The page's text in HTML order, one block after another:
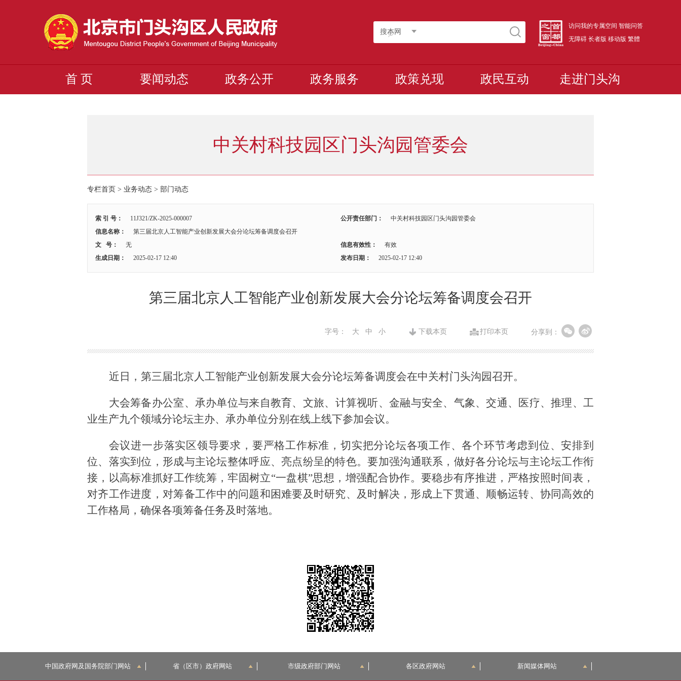
搜本网
访问我的专属空间 智能问答
无障碍 长者版 移动版 繁體
首 页 要闻动态 政务公开 政务服务 政策兑现 政民互动 走进门头沟
中关村科技园区门头沟园管委会
专栏首页 > 业务动态 > 部门动态
索 引 号： 11J321/ZK-2025-000007 公开责任部门：
中关村科技园区门头沟园管委会
信息名称：
第三届北京人工智能产业创新发展大会分论坛筹备调度会召开
文 号：
无 信息有效性：
有效
生成日期：
2025-02-17 12:40 发布日期： 2025-02-17 12:40
第三届北京人工智能产业创新发展大会分论坛筹备调度会召开
分享到：
打印本页
下载本页
字号： 大 中 小
近日 ，第三届北京人工智能产业创新发展大会分论坛筹备调度会在中关村门头沟园召开。
大会筹备办公室、承办单位与来自教育、文旅、计算视听、金融与安全、气象、交通、医疗、推理、工
业生产九个领域分论坛主办、承办单位分别在线上线下参加会议。
会议进一步落实区领导要求， 要严格工作标准 ， 切实把分论坛各项工作、各个环节考虑到位、安排到
位、落实到位，形成与主论坛整体呼应、亮点纷呈的特色。要加强沟通联系 ， 做好各分论坛与主论坛工作衔
接，以高标准抓好工作统筹，牢固树立“一盘棋”思想，增强配合协作。 要稳步有序推进 ， 严格按照时间表，
对齐工作进度，对筹备工作中的问题和困难要及时研究、及时解决，形成上下贯通、顺畅运转、协同高效的
工作格局，确保各项筹备任务及时落地。
中国政府网及国务院部门网站 省（区市）政府网站 市级政府部门网站 各区政府网站 新闻媒体网站